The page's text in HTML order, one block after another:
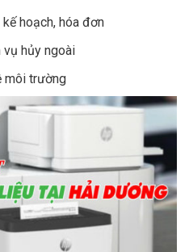
hoạch, hóa đơn
vụ hủy ngoài
môi trường